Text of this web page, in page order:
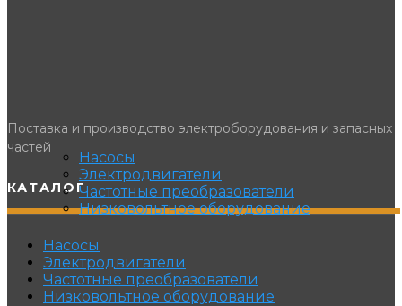
Насосы
Электродвигатели
Частотные преобразователи
Низковольтное оборудование
Поставка и производство электроборудования и запасных
частей
КАТАЛОГ
Насосы
Электродвигатели
Частотные преобразователи
Низковольтное оборудование